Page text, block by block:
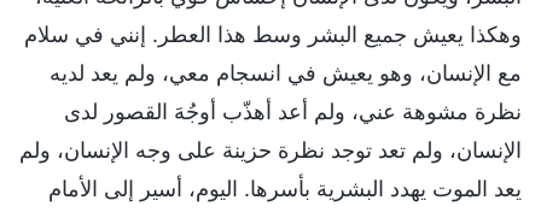
وهكذا يعيش جميع البشر وسط هذا العطر. إنني في سلام
مع الإنسان، وهو يعيش في انسجام معي، ولم يعد لديه
نظرة مشوهة عني، ولم أعد أهذّب أوجُهَ القصور لدى
الإنسان، ولم تعد توجد نظرة حزينة على وجه الإنسان، ولم
يعد الموت يهدد البشرية بأسرها. اليوم، أسير إلى الأمام